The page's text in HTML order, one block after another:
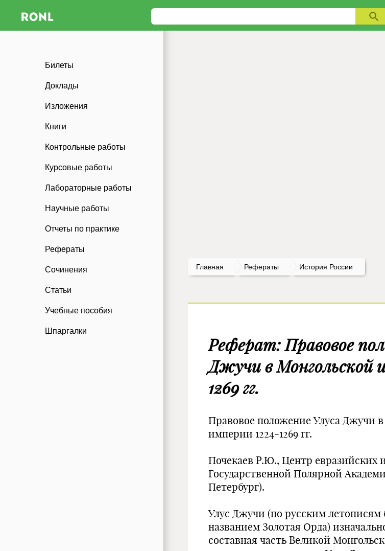
Билеты
Доклады
Изложения
Книги
Контрольные работы
Курсовые работы
Лабораторные работы
Научные работы
Отчеты по практике
Рефераты
Сочинения
Статьи
Учебные пособия
Шпаргалки
Главная Рефераты История России
Реферат: Правовое
Джучи в Монгольской
1269 гг.
Правовое положение Улуса Джучи
империи 1224-1269 гг.
Почекаев Р.Ю., Центр евразийских
Государственной Полярной
Петербург).
Улус Джучи (по русским летописям
названием Золотая Орда)
составная часть Великой